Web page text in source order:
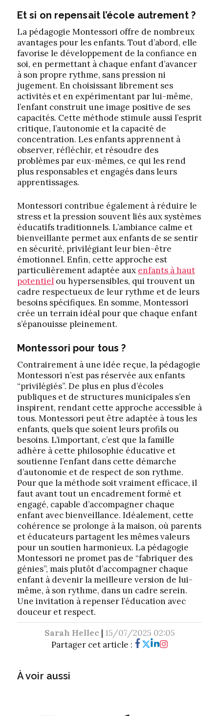
Et si on repensait l’école autrement ?
La pédagogie Montessori offre de nombreux
avantages pour les enfants. Tout d’abord, elle
favorise le développement de la confiance en
soi, en permettant à chaque enfant d’avancer
à son propre rythme, sans pression ni
jugement. En choisissant librement ses
activités et en expérimentant par lui-même,
l’enfant construit une image positive de ses
capacités. Cette méthode stimule aussi l’esprit
critique, l’autonomie et la capacité de
concentration. Les enfants apprennent à
observer, réfléchir, et résoudre des
problèmes par eux-mêmes, ce qui les rend
plus responsables et engagés dans leurs
apprentissages.
Montessori contribue également à réduire le
stress et la pression souvent liés aux systèmes
éducatifs traditionnels. L’ambiance calme et
bienveillante permet aux enfants de se sentir
en sécurité, privilégiant leur bien-être
émotionnel. Enfin, cette approche est
particulièrement adaptée aux enfants à haut
potentiel ou hypersensibles, qui trouvent un
cadre respectueux de leur rythme et de leurs
besoins spécifiques. En somme, Montessori
crée un terrain idéal pour que chaque enfant
s’épanouisse pleinement.
Montessori pour tous ?
Contrairement à une idée reçue, la pédagogie
Montessori n’est pas réservée aux enfants
“privilégiés”. De plus en plus d’écoles
publiques et de structures municipales s’en
inspirent, rendant cette approche accessible à
tous. Montessori peut être adaptée à tous les
enfants, quels que soient leurs profils ou
besoins. L’important, c’est que la famille
adhère à cette philosophie éducative et
soutienne l’enfant dans cette démarche
d’autonomie et de respect de son rythme.
Pour que la méthode soit vraiment efficace, il
faut avant tout un encadrement formé et
engagé, capable d’accompagner chaque
enfant avec bienveillance. Idéalement, cette
cohérence se prolonge à la maison, où parents
et éducateurs partagent les mêmes valeurs
pour un soutien harmonieux. La pédagogie
Montessori ne promet pas de “fabriquer des
génies”, mais plutôt d’accompagner chaque
enfant à devenir la meilleure version de lui-
même, à son rythme, dans un cadre serein.
Une invitation à repenser l’éducation avec
douceur et respect.
Sarah Hellec | 15/07/2025 02:05
Partager cet article :
À voir aussi